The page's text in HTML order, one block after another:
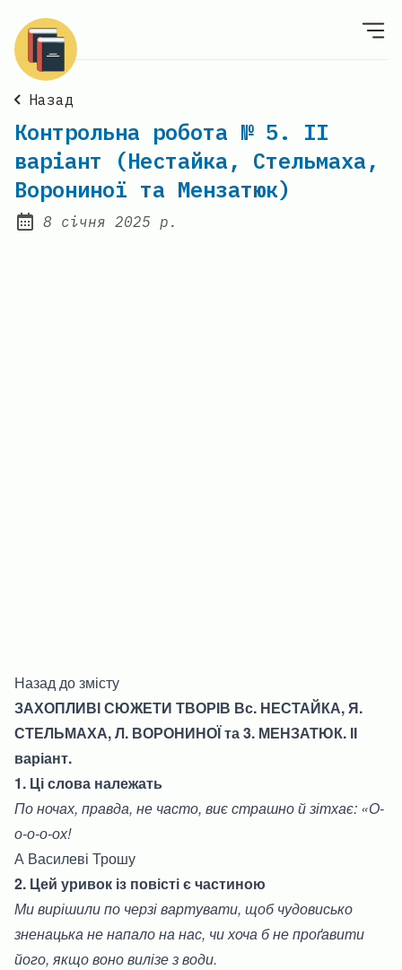
Назад
Контрольна робота № 5. ІІ
варіант (Нестайка, Стельмаха,
Ворониної та Мензатюк)
Posted on:
8 січня 2025 р.
Назад до змісту
ЗАХОПЛИВІ СЮЖЕТИ ТВОРІВ Вс. НЕСТАЙКА, Я.
СТЕЛЬМАХА, Л. ВОРОНИНОЇ та 3. МЕНЗАТЮК. ІІ
варіант.
1. Ці слова належать
По ночах, правда, не часто, виє страшно й зітхає: «О-
о-о-о-ох!
А Василеві Трошу
2. Цей уривок із повісті є частиною
Ми вирішили по черзі вартувати, щоб чудовисько
зненацька не напало на нас, чи хоча б не проґавити
його, якщо воно вилізе з води.